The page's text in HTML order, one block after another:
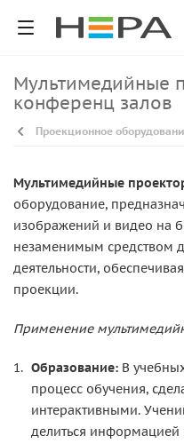
Мультимедийные проекторы EIKI для
конференц залов
Проекционное
Мультимедийные
оборудование,
изображений и видео на
незаменимым средством
деятельности,
проекции.
Применение
Образование: В
процесс обучения,
интерактивными.
делиться информацией